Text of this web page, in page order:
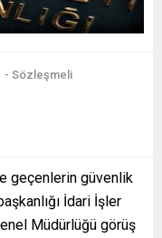
- Sözleşmeli
geçenlerin güvenlik
İdari İşler
Müdürlüğü görüş